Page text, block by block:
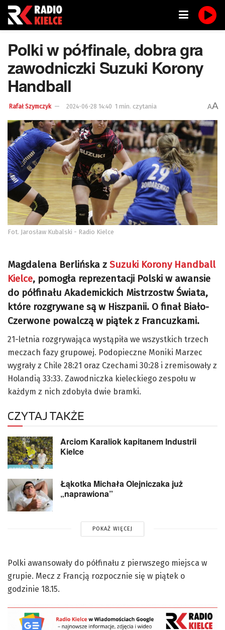
Polki w półfinale, dobra gra
zawodniczki Suzuki Korony
Handball
Rafał Szymczyk 2024-06-28 14:40 1 min. czytania AA
Fot. Jarosław Kubalski - Radio Kielce
Magdalena Berlińska z Suzuki Korony Handball
Kielce, pomogła reprezentacji Polski w awansie
do półfinału Akademickich Mistrzostw Świata,
które rozgrywane są w Hiszpanii. O finał Biało-
Czerwone powalczą w piątek z Francuzkami.
21-letnia rozgrywająca wystąpiła we wszystkich trzech
meczach fazy grupowej. Podopieczne Moniki Marzec
wygrały z Chile 28:21 oraz Czechami 30:28 i zremisowały z
Holandią 33:33. Zawodniczka kieleckiego zespołu w
każdym z nich zdobyła dwie bramki.
CZYTAJ TAKŻE
Arciom Karaliok kapitanem Industrii
Kielce
Łąkotka Michała Olejniczaka już
„naprawiona”
POKAŻ WIĘCEJ
Polki awansowały do półfinału z pierwszego miejsca w
grupie. Mecz z Francją rozpocznie się w piątek o
godzinie 18.15.